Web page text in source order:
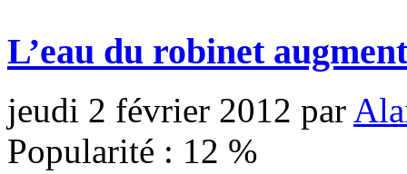
L’eau du robinet
jeudi 2 février 2012 par
Popularité : 12 %